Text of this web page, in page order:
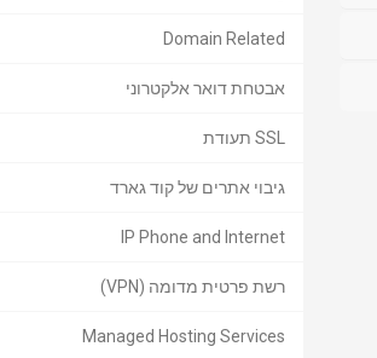
Domain Related
אבטחת דואר אלקטרוני
SSL תעודת
גיבוי אתרים של קוד גארד
IP Phone and Internet
רשת פרטית מדומה (VPN)
Managed Hosting Services